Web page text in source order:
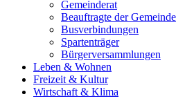
Gemeinderat
Beauftragte der Gemeinde
Busverbindungen
Spartenträger
Bürgerversammlungen
Leben & Wohnen
Freizeit & Kultur
Wirtschaft & Klima